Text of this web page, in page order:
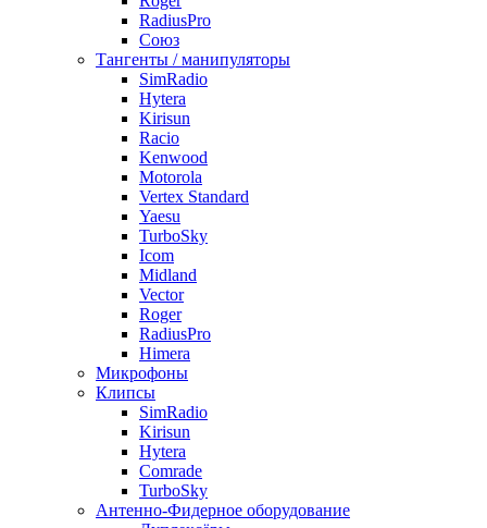
RadiusPro
Союз
Тангенты / манипуляторы
SimRadio
Hytera
Kirisun
Racio
Kenwood
Motorola
Vertex Standard
Yaesu
TurboSky
Icom
Midland
Vector
Roger
RadiusPro
Himera
Микрофоны
Клипсы
SimRadio
Kirisun
Hytera
Comrade
TurboSky
Антенно-Фидерное оборудование